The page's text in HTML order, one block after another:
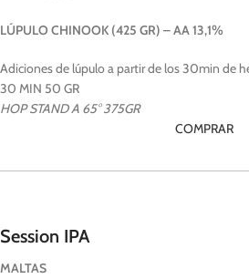
LÚPULO CHINOOK (425 GR) – AA 13,1%
Adiciones de lúpulo a partir de los 30min de
30 MIN 50 GR
HOP STAND A 65° 375GR
COMPRAR
Session IPA
MALTAS